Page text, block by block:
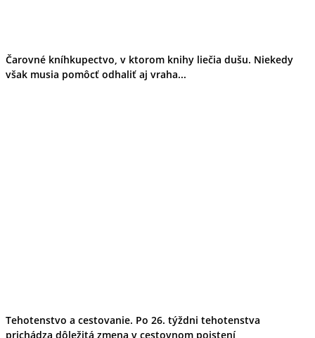
Čarovné kníhkupectvo, v ktorom knihy liečia dušu. Niekedy
však musia pomôcť odhaliť aj vraha...
Tehotenstvo a cestovanie. Po 26. týždni tehotenstva
prichádza dôležitá zmena v cestovnom poistení